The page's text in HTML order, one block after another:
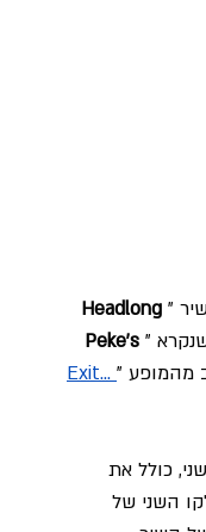
"
Headlong
"
Peke's
מהמופע " Exit...
השני, כולל את
השני של